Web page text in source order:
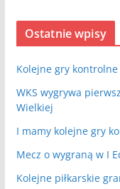
Ostatnie wpisy
Kolejne gry kontrolne
WKS wygrywa
Wielkiej
I mamy kolejne gry
Mecz o wygraną w I
Kolejne piłkarskie